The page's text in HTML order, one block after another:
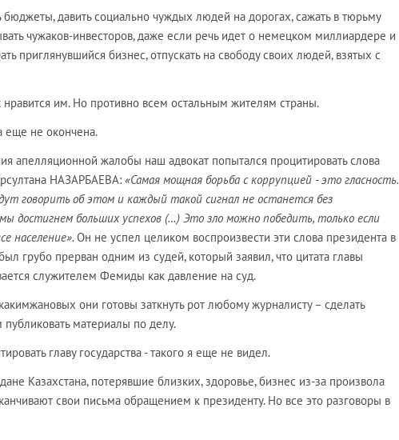
давить социально чуждых людей на дорогах, сажать в тюрьму
чужаков-инвесторов, даже если речь идет о немецком миллиардере и
приглянувшийся бизнес, отпускать на свободу своих людей, взятых с
им. Но противно всем остальным жителям страны.
еще не окончена.
апелляционной жалобы наш адвокат попытался процитировать слова
НАЗАРБАЕВА: «Самая мощная борьба с коррупцией - это гласность.
говорить об этом и каждый такой сигнал не останется без
достигнем больших успехов (…) Это зло можно победить, только если
население». Он не успел целиком воспроизвести эти слова президента в
грубо прерван одним из судей, который заявил, что цитата главы
служителем Фемиды как давление на суд.
они готовы заткнуть рот любому журналисту – сделать
материалы по делу.
главу государства - такого я еще не видел.
Казахстана, потерявшие близких, здоровье, бизнес из-за произвола
свои письма обращением к президенту. Но все это разговоры в